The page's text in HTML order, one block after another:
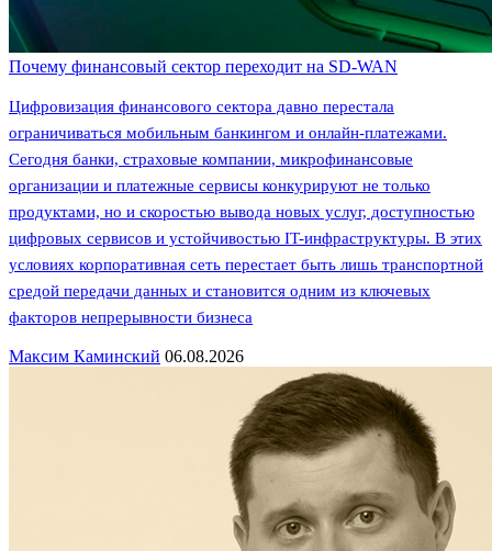
Почему финансовый сектор переходит на SD-WAN
Цифровизация финансового сектора давно перестала
ограничиваться мобильным банкингом и онлайн-платежами.
Сегодня банки, страховые компании, микрофинансовые
организации и платежные сервисы конкурируют не только
продуктами, но и скоростью вывода новых услуг, доступностью
цифровых сервисов и устойчивостью IT-инфраструктуры. В этих
условиях корпоративная сеть перестает быть лишь транспортной
средой передачи данных и становится одним из ключевых
факторов непрерывности бизнеса
Максим Каминский 06.08.2026